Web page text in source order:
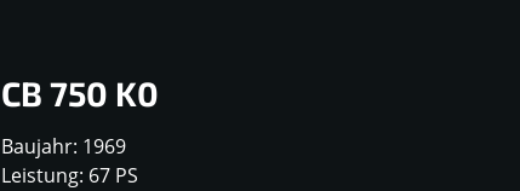
CB 750 K0
Baujahr: 1969
Leistung: 67 PS